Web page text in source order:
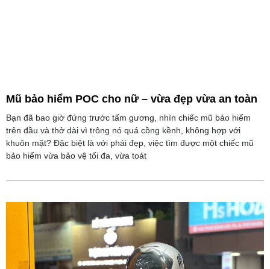
Mũ bảo hiểm POC cho nữ – vừa đẹp vừa an toàn
Bạn đã bao giờ đứng trước tấm gương, nhìn chiếc mũ bảo hiểm
trên đầu và thở dài vì trông nó quá cồng kềnh, không hợp với
khuôn mặt? Đặc biệt là với phái đẹp, việc tìm được một chiếc mũ
bảo hiểm vừa bảo vệ tối đa, vừa toát